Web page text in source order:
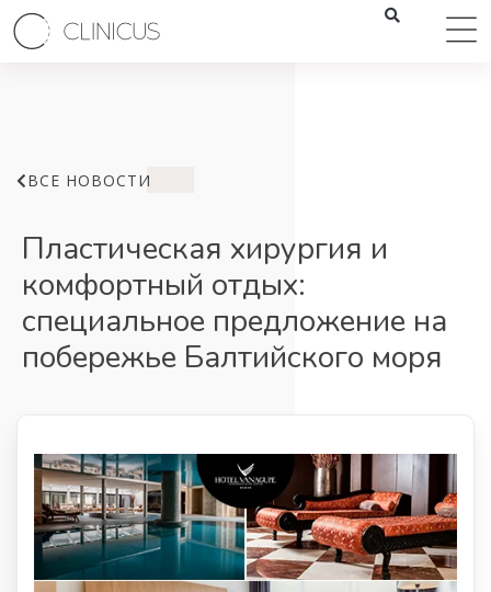
ВСЕ НОВОСТИ
Пластическая хирургия и
комфортный отдых:
специальное предложение на
побережье Балтийского моря